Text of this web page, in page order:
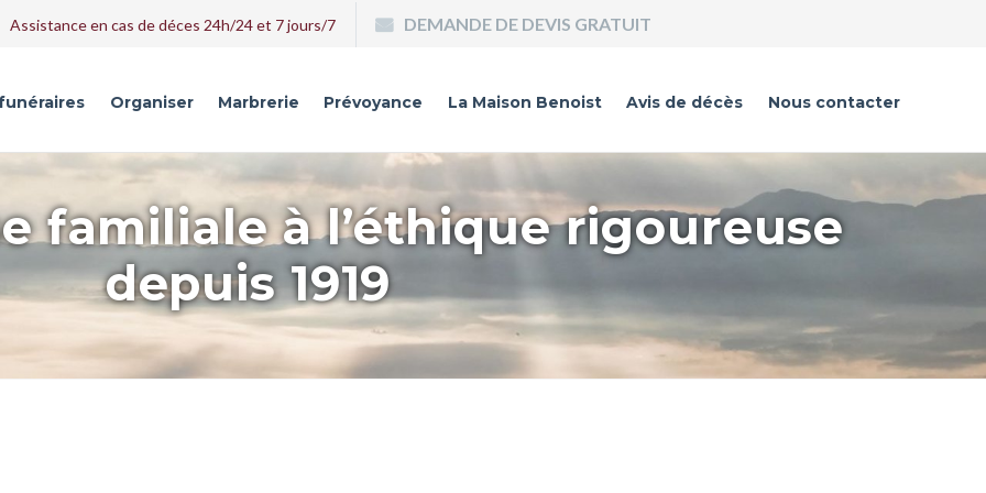
Assistance en cas de déces 24h/24 et 7 jours/7 DEMANDE DE DEVIS GRATUIT
Organiser Marbrerie Prévoyance La Maison Benoist Avis de décès Nous contacter
familiale à l’éthique rigoureuse
depuis 1919